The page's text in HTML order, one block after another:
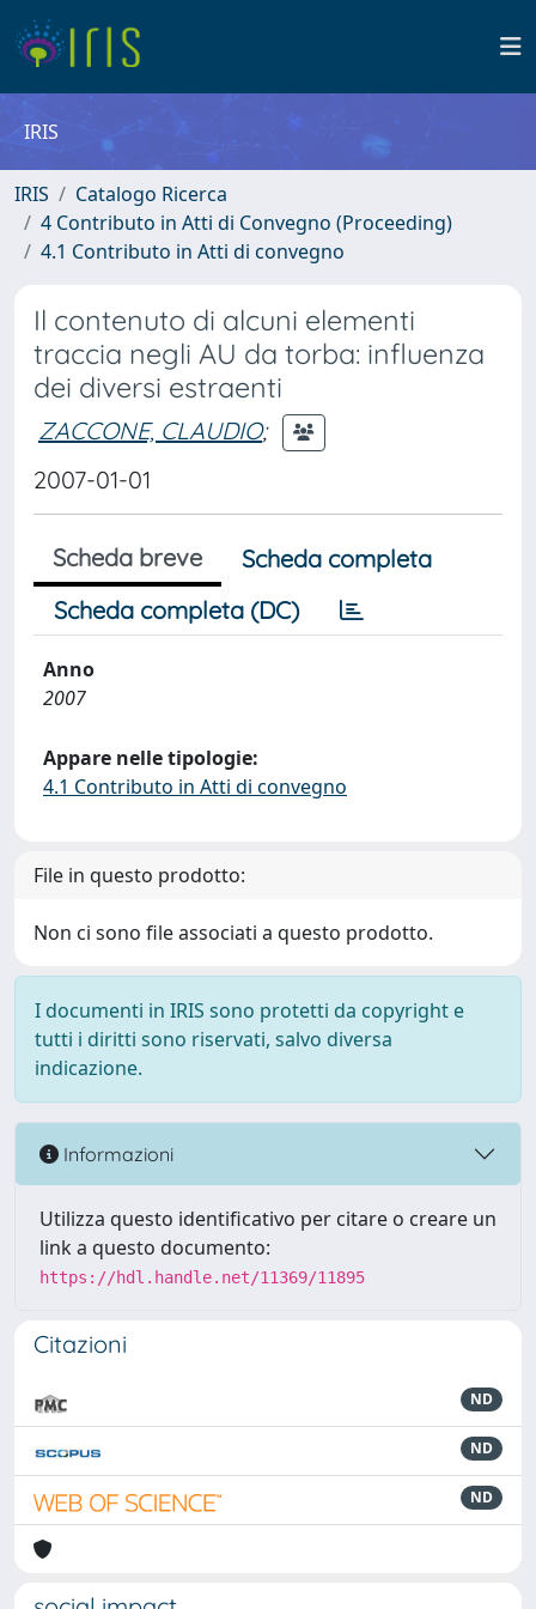
IRIS
IRIS
Catalogo Ricerca
4 Contributo in Atti di Convegno (Proceeding)
4.1 Contributo in Atti di convegno
Il contenuto di alcuni elementi
traccia negli AU da torba: influenza
dei diversi estraenti
ZACCONE, CLAUDIO;
2007-01-01
Scheda breve
Scheda completa
Scheda completa (DC)
Anno
2007
Appare nelle tipologie:
4.1 Contributo in Atti di convegno
File in questo prodotto:
Non ci sono file associati a questo prodotto.
I documenti in IRIS sono protetti da copyright e
tutti i diritti sono riservati, salvo diversa
indicazione.
Informazioni
Utilizza questo identificativo per citare o creare un
link a questo documento:
https://hdl.handle.net/11369/11895
Citazioni
ND
ND
ND